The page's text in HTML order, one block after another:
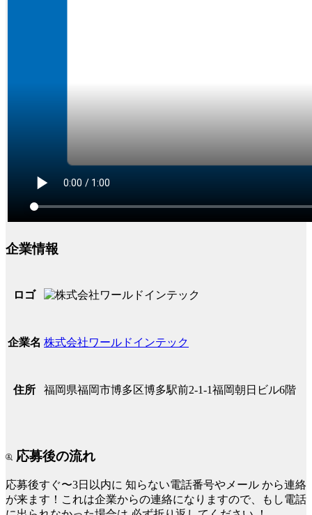
企業情報
ロゴ
企業名 株式会社ワールドインテック
住所 福岡県福岡市博多区博多駅前2-1-1福岡朝日ビル6階
応募後の流れ
応募後すぐ〜3日以内に 知らない電話番号やメール から連絡
が来ます！これは企業からの連絡になりますので、もし電話